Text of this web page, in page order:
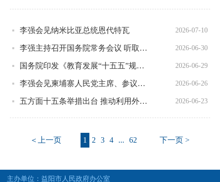
李强会见纳米比亚总统恩代特瓦 2026-07-10
李强主持召开国务院常务会议 听取人工智能发展情况汇报等 2026-06-30
国务院印发《教育发展“十五五”规划》 2026-06-29
李强会见柬埔寨人民党主席、参议院主席洪森 2026-06-26
五方面十五条举措出台 推动利用外资固稳促优 2026-06-23
＜上一页 1 2 3 4 ... 62 下一页 >
主办单位：益阳市人民政府办公室